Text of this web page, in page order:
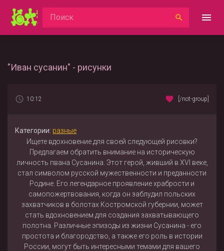
"Иван сусанин" - рисунки
10:12 [/not-group]
Категории: разные
Ищете вдохновение для своей следующей рисовки?
Предлагаем обратить внимание на историческую
личность пвана Сусанина. Этот герой, живший в XVI веке,
стал символом русской мужественности и преданности
Родине. Его легендарное проявление храбрости и
самопожертвования, когда он заблудил польских
захватчиков в болотах Костромской губернии, может
стать вдохновением для создания захватывающего
полотна. Различные эпизоды из жизни Сусанина - его
простота и благородство, а также его роль в истории
России, могут быть интересными темами для вашего